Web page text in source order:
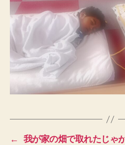
← 我が家の畑で取れたじゃ